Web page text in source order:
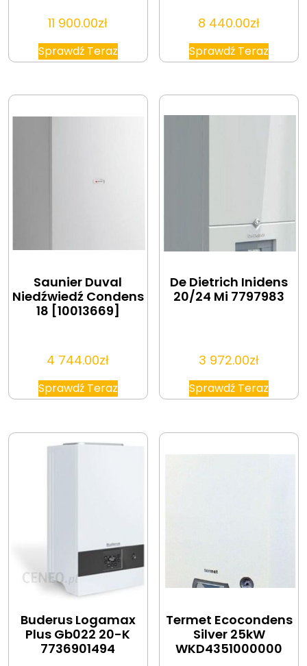
11 900.00zł
Sprawdź Teraz
8 440.00zł
Sprawdź Teraz
Saunier Duval
Niedźwiedź Condens
18 [10013669]
4 744.00zł
Sprawdź Teraz
De Dietrich Inidens
20/24 Mi 7797983
3 972.00zł
Sprawdź Teraz
Buderus Logamax
Plus Gb022 20-K
7736901494
Termet Ecocondens
Silver 25kW
WKD4351000000